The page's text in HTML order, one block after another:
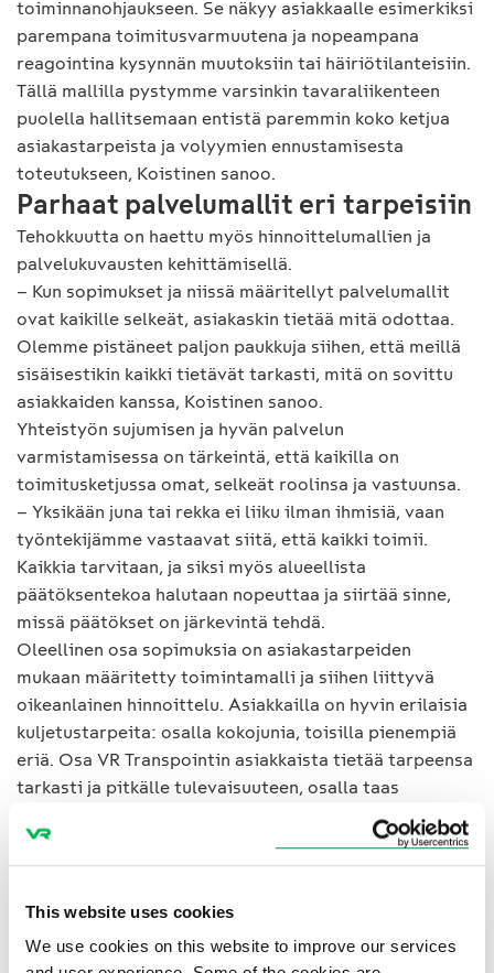
This website uses cookies
We use cookies on this website to improve our services
toiminnanohjaukseen. Se näkyy asiakkaalle esimerkiksi
parempana toimitusvarmuutena ja nopeampana
reagointina kysynnän muutoksiin tai häiriötilanteisiin.
Tällä mallilla pystymme varsinkin tavaraliikenteen
puolella hallitsemaan entistä paremmin koko ketjua
asiakastarpeista ja volyymien ennustamisesta
toteutukseen, Koistinen sanoo.
Parhaat palvelumallit eri tarpeisiin
Tehokkuutta on haettu myös hinnoittelumallien ja
palvelukuvausten kehittämisellä.
– Kun sopimukset ja niissä määritellyt palvelumallit
ovat kaikille selkeät, asiakaskin tietää mitä odottaa.
Olemme pistäneet paljon paukkuja siihen, että meillä
sisäisestikin kaikki tietävät tarkasti, mitä on sovittu
asiakkaiden kanssa, Koistinen sanoo.
Yhteistyön sujumisen ja hyvän palvelun
varmistamisessa on tärkeintä, että kaikilla on
toimitusketjussa omat, selkeät roolinsa ja vastuunsa.
– Yksikään juna tai rekka ei liiku ilman ihmisiä, vaan
työntekijämme vastaavat siitä, että kaikki toimii.
Kaikkia tarvitaan, ja siksi myös alueellista
päätöksentekoa halutaan nopeuttaa ja siirtää sinne,
missä päätökset on järkevintä tehdä.
Oleellinen osa sopimuksia on asiakastarpeiden
mukaan määritetty toimintamalli ja siihen liittyvä
oikeanlainen hinnoittelu. Asiakkailla on hyvin erilaisia
kuljetustarpeita: osalla kokojunia, toisilla pienempiä
eriä. Osa VR Transpointin asiakkaista tietää tarpeensa
tarkasti ja pitkälle tulevaisuuteen, osalla taas
liiketoiminta vaatii, että kuljetustarpeita pitää
muokata suhdanteiden muuttuessa nopeastikin.
– Niille asiakkaille, jotka tarvitsevat joustoa, me
enemmän ennakoivasti, konsepti ja hinta muodostuvat
sen mukaisesti. Jokaiseen asiakastarpeeseen